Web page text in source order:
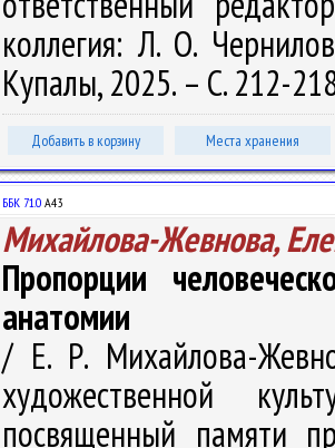
коллегия: Л. О.
Купалы, 2025. – С. 212-
Добавить в корзину Места хранения
ББК 71.0 А43
Михайлова-Жевнова,
Пропорции
анатомии
/ Е. Р. Михайлова-
художественной
посвященный памяти